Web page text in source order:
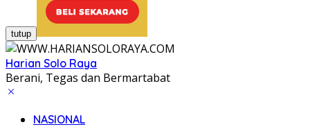
tutup
Harian Solo Raya
Berani, Tegas dan Bermartabat
NASIONAL